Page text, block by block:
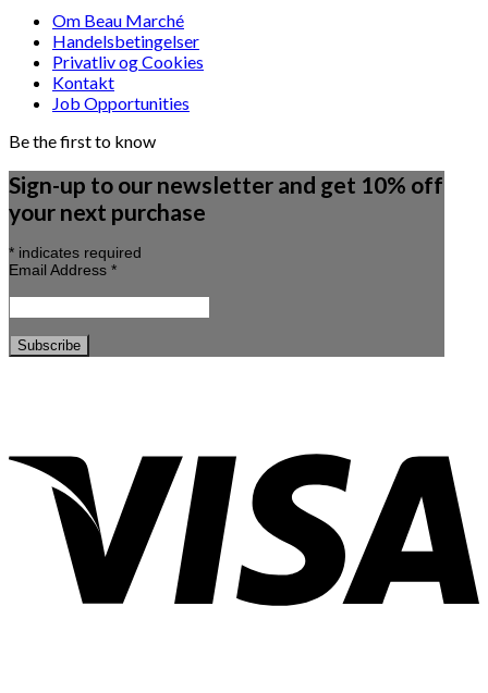
Om Beau Marché
Handelsbetingelser
Privatliv og Cookies
Kontakt
Job Opportunities
Be the first to know
Sign-up to our newsletter and get 10% off
your next purchase
* indicates required
Email Address *